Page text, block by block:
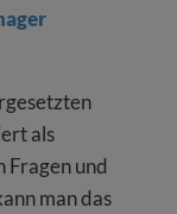
als
und
man das